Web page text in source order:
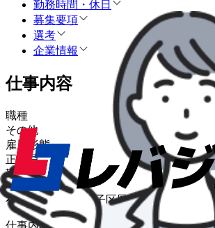
勤務時間・休日
募集要項
選考
企業情報
仕事内容
職種
その他
雇用形態
正社員
勤務地
神奈川県横浜市磯子区鳳町1番1号
仕事内容